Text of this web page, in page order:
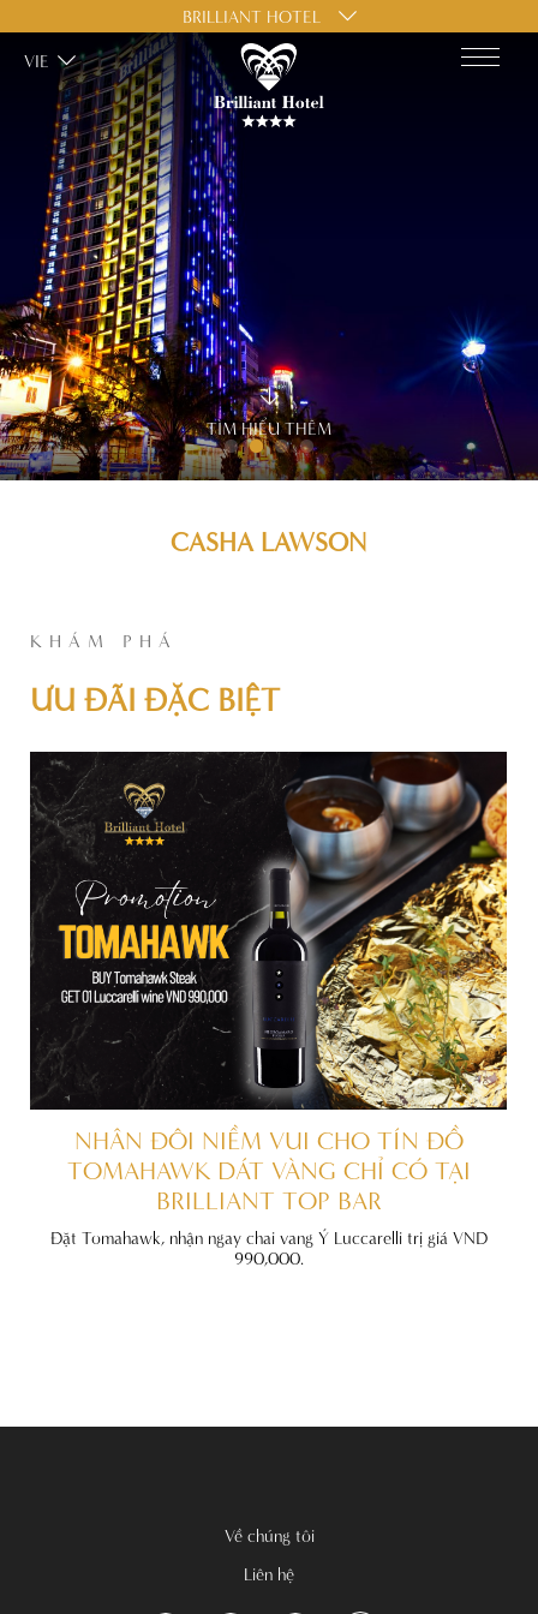
TÌM HIỂU THÊM
VIE
BRILLIANT HOTEL
CASHA LAWSON
KHÁM PHÁ
ƯU ĐÃI ĐẶC BIỆT
NHÂN ĐÔI NIỀM VUI CHO TÍN ĐỒ
TOMAHAWK DÁT VÀNG CHỈ CÓ TẠI
BRILLIANT TOP BAR
Đặt Tomahawk, nhận ngay chai vang Ý Luccarelli trị giá VND
990,000.
Về chúng tôi
Liên hệ